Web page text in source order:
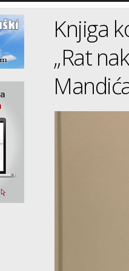
Knjiga
„Rat